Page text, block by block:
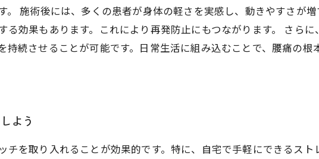
施術後には、多くの患者が身体の軽さを実感し、動きやすさが増
効果もあります。これにより再発防止にもつながります。 さら
続させることが可能です。日常生活に組み込むことで、腰痛の根
よう
を取り入れることが効果的です。特に、自宅で手軽にできるスト